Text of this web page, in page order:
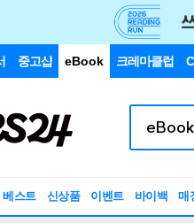
중고샵 eBook 크레마클럽
베스트 신상품 이벤트 바이백 매